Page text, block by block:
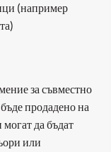
(например
за съвместно
продадено на
да бъдат
или